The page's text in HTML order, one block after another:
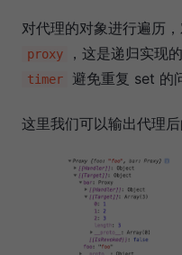
对代理的对象进行遍历
proxy ，这是递归实现
timer 避免重复 set 的
这里我们可以输出代理